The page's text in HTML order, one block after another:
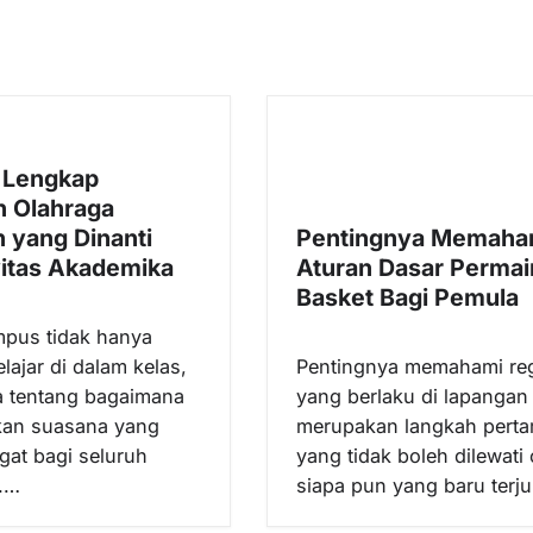
Olahraga
yang Dinanti
Akademika
tidak hanya
di dalam kelas,
tentang bagaimana
suasana yang
bagi seluruh
Pentingnya
Aturan Dasar
Basket Bagi Pemula
Pentingnya memahami
yang berlaku di lapangan
merupakan langkah
yang tidak boleh dilewati
siapa pun yang baru